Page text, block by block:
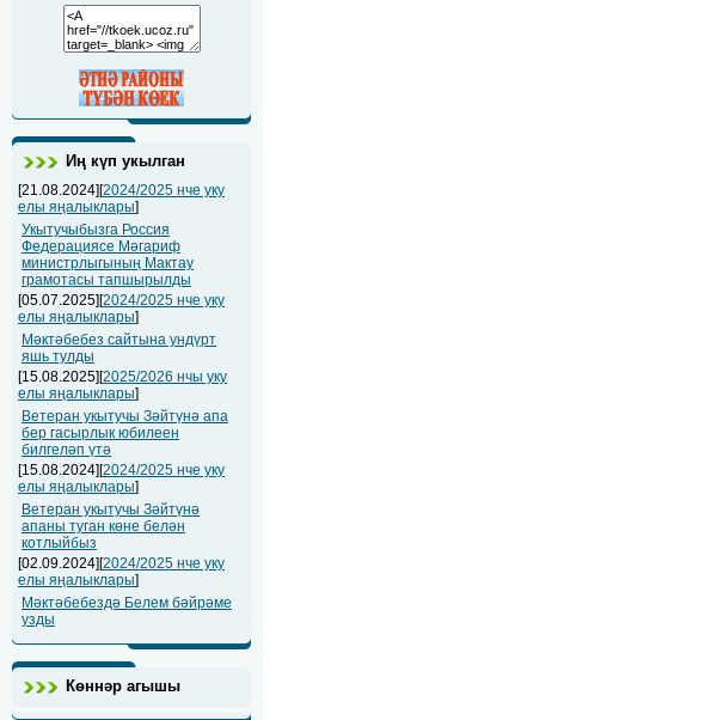
Иң күп укылган
[21.08.2024][2024/2025 нче уку
елы яңалыклары]
Укытучыбызга Россия
Федерациясе Мәгариф
министрлыгының Мактау
грамотасы тапшырылды
[05.07.2025][2024/2025 нче уку
елы яңалыклары]
Мәктәбебез сайтына ундүрт
яшь тулды
[15.08.2025][2025/2026 нчы уку
елы яңалыклары]
Ветеран укытучы Зәйтүнә апа
бер гасырлык юбилеен
билгеләп үтә
[15.08.2024][2024/2025 нче уку
елы яңалыклары]
Ветеран укытучы Зәйтүнә
апаны туган көне белән
котлыйбыз
[02.09.2024][2024/2025 нче уку
елы яңалыклары]
Мәктәбебездә Белем бәйрәме
узды
Көннәр агышы